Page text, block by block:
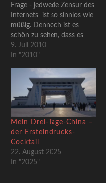
Frage - jedwede Zensur des
Internets ist so sinnlos wie
müßig. Dennoch ist es
schön zu sehen, dass es
neben den üblichen
gefilterten Reizthemen
Feldern gibt, die, wenn
denn durchaus
überlegenswert wären. Per
nerdcore erfuhr ich soeben
von einem Blocker für
religiöse…
9. Juli 2010
In "2010"
Mein Drei-Tage-China –
der Ersteindrucks-
Cocktail
22. August 2025
In "2025"